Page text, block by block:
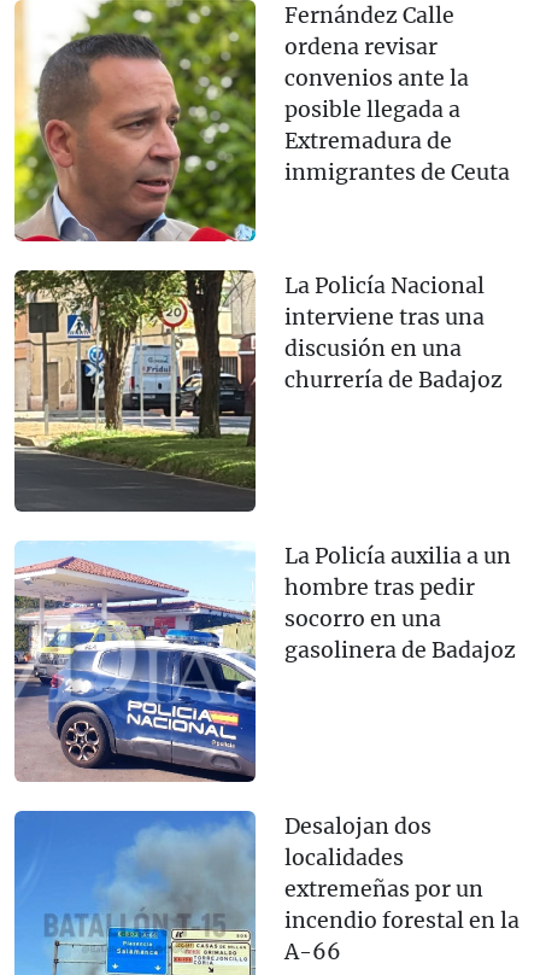
Fernández Calle
ordena revisar
convenios ante la
posible llegada a
Extremadura de
inmigrantes de Ceuta
La Policía Nacional
interviene tras una
discusión en una
churrería de Badajoz
La Policía auxilia a un
hombre tras pedir
socorro en una
gasolinera de Badajoz
Desalojan dos
localidades
extremeñas por un
incendio forestal en la
A-66